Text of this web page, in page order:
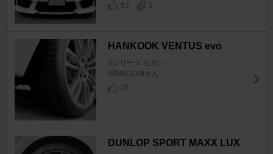
53
1
HANKOOK VENTUS evo
3シリーズ セダン
KISSC238tさん
16
DUNLOP SPORT MAXX LUX